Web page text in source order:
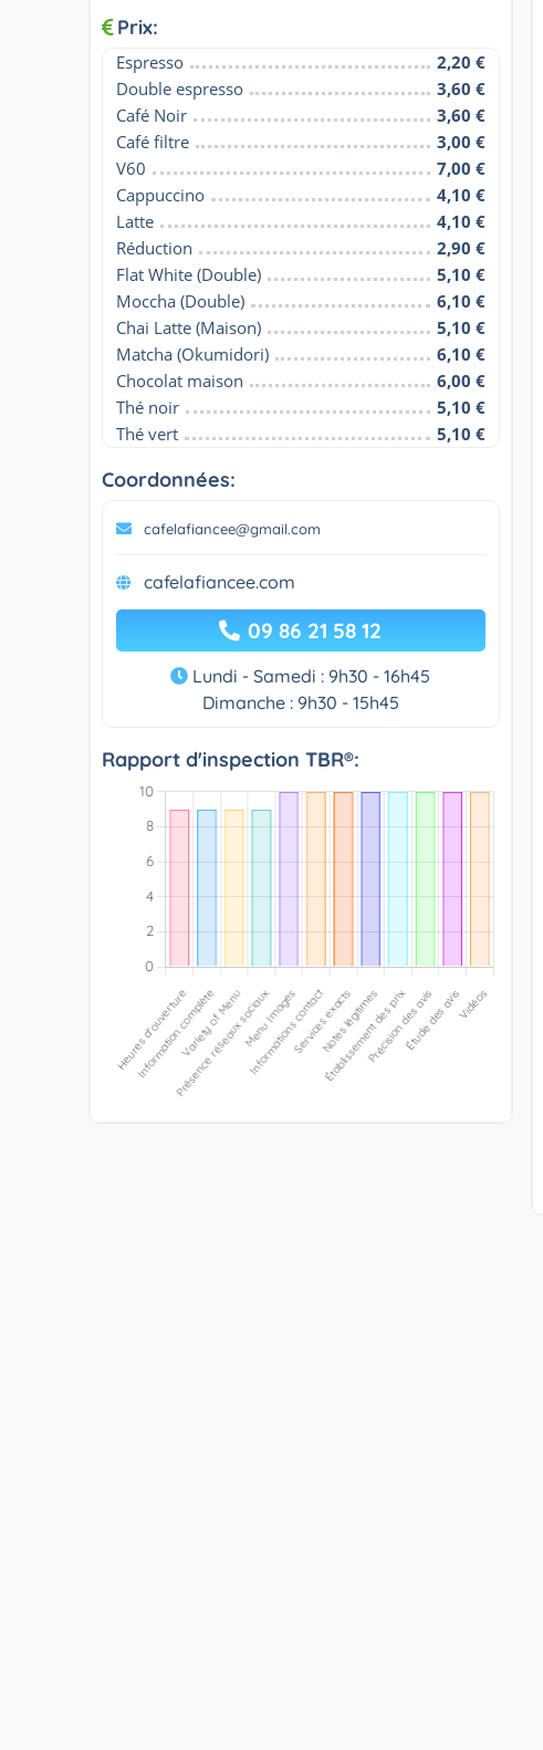
Prix:
Espresso
2,20 €
Double espresso
3,60 €
Café Noir
3,60 €
Café filtre
3,00 €
V60
7,00 €
Cappuccino
4,10 €
Latte
4,10 €
Réduction
2,90 €
Flat White (Double)
5,10 €
Moccha (Double)
6,10 €
Chai Latte (Maison)
5,10 €
Matcha (Okumidori)
6,10 €
Chocolat maison
6,00 €
Thé noir
5,10 €
Thé vert
5,10 €
Coordonnées:
cafelafiancee@gmail.com
cafelafiancee.com
09 86 21 58 12
Lundi - Samedi : 9h30 - 16h45
Dimanche : 9h30 - 15h45
Rapport d'inspection TBR®: